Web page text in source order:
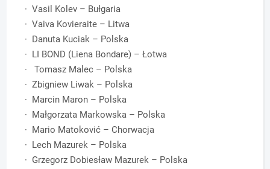
· Vasil Kolev – Bułgaria
· Vaiva Kovieraite – Litwa
· Danuta Kuciak – Polska
· LI BOND (Liena Bondare) – Łotwa
· Tomasz Malec – Polska
· Zbigniew Liwak – Polska
· Marcin Maron – Polska
· Małgorzata Markowska – Polska
· Mario Matoković – Chorwacja
· Lech Mazurek – Polska
· Grzegorz Dobiesław Mazurek – Polska